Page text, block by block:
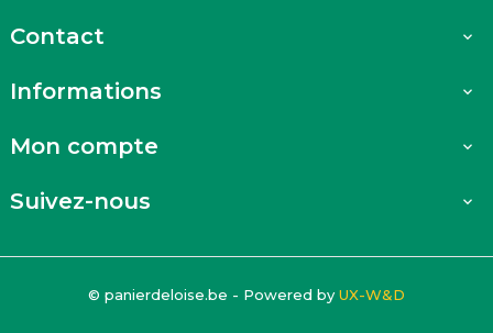
Contact 
Informations 
Mon compte 
Suivez-nous 
© panierdeloise.be - Powered by UX-W&D